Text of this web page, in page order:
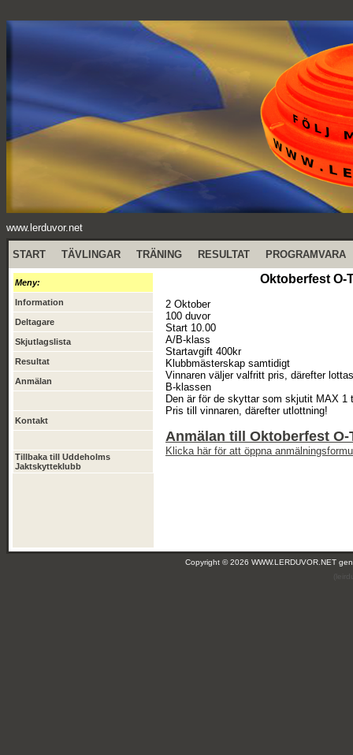
www.lerduvor.net
START TÄVLINGAR TRÄNING RESULTAT PROGRAMVARA
Meny:
Information
Deltagare
Skjutlagslista
Resultat
Anmälan
Kontakt
Tillbaka till Uddeholms
Jaktskytteklubb
Oktoberfest O-
2 Oktober
100 duvor
Start 10.00
A/B-klass
Startavgift 400kr
Klubbmästerskap samtidigt
Vinnaren väljer valfritt pris, därefter
B-klassen
Den är för de skyttar som skjutit MAX
Pris till vinnaren, därefter utlottning!
Anmälan till Oktoberfest O-
Klicka här för att öppna
Copyright © 2026 WWW.LERDUVOR.NET